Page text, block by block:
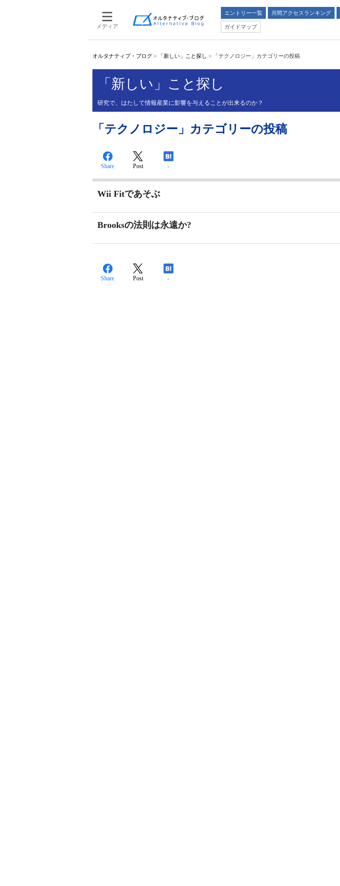
メディア
エントリー一覧 月間アクセスランキング
ガイドマップ
オルタナティブ・ブログ > 「新しい」こと探し > 「テクノロジー」カテゴリーの投稿
「新しい」こと探し
研究で、はたして情報産業に影響を与えることが出来るのか？
「テクノロジー」カテゴリーの投稿
Share Post -
Wii Fitであそぶ
Brooksの法則は永遠か?
Share Post -